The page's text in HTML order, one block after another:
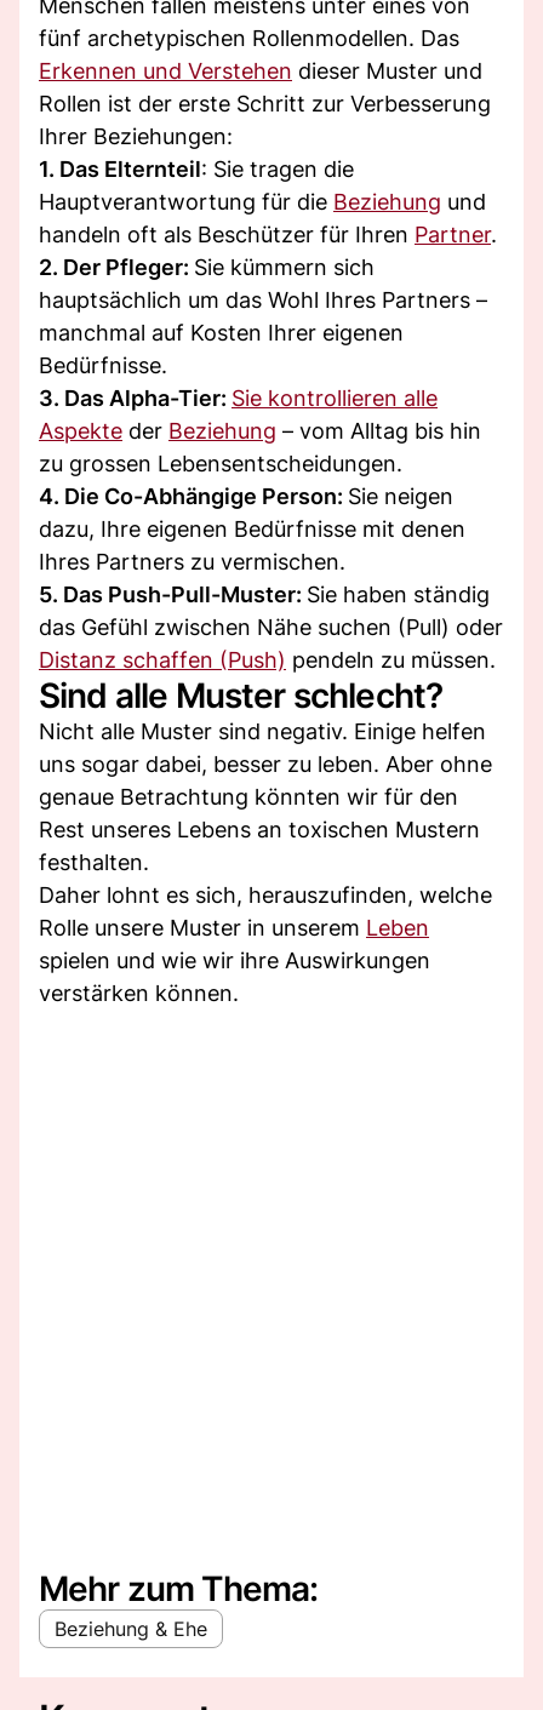
Menschen fallen meistens unter eines von
fünf archetypischen Rollenmodellen. Das
Erkennen und Verstehen dieser Muster und
Rollen ist der erste Schritt zur Verbesserung
Ihrer Beziehungen:
1. Das Elternteil: Sie tragen die
Hauptverantwortung für die Beziehung und
handeln oft als Beschützer für Ihren Partner.
2. Der Pfleger: Sie kümmern sich
hauptsächlich um das Wohl Ihres Partners –
manchmal auf Kosten Ihrer eigenen
Bedürfnisse.
3. Das Alpha-Tier: Sie kontrollieren alle
Aspekte der Beziehung – vom Alltag bis hin
zu grossen Lebensentscheidungen.
4. Die Co-Abhängige Person: Sie neigen
dazu, Ihre eigenen Bedürfnisse mit denen
Ihres Partners zu vermischen.
5. Das Push-Pull-Muster: Sie haben ständig
das Gefühl zwischen Nähe suchen (Pull) oder
Distanz schaffen (Push) pendeln zu müssen.
Sind alle Muster schlecht?
Nicht alle Muster sind negativ. Einige helfen
uns sogar dabei, besser zu leben. Aber ohne
genaue Betrachtung könnten wir für den
Rest unseres Lebens an toxischen Mustern
festhalten.
Daher lohnt es sich, herauszufinden, welche
Rolle unsere Muster in unserem Leben
spielen und wie wir ihre Auswirkungen
verstärken können.
Mehr zum Thema:
Beziehung & Ehe